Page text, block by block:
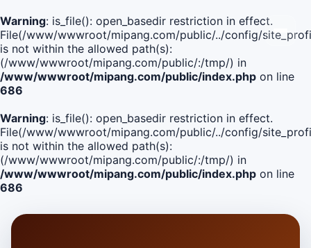
Warning: is_file(): open_basedir restriction in effect.
File(/www/wwwroot/mipang.com/public/../config/
is not within the allowed path(s):
(/www/wwwroot/mipang.com/public/:/tmp/) in
/www/wwwroot/mipang.com/public/index.php on line
686
Warning: is_file(): open_basedir restriction in effect.
File(/www/wwwroot/mipang.com/public/../config/
is not within the allowed path(s):
(/www/wwwroot/mipang.com/public/:/tmp/) in
/www/wwwroot/mipang.com/public/index.php on line
686